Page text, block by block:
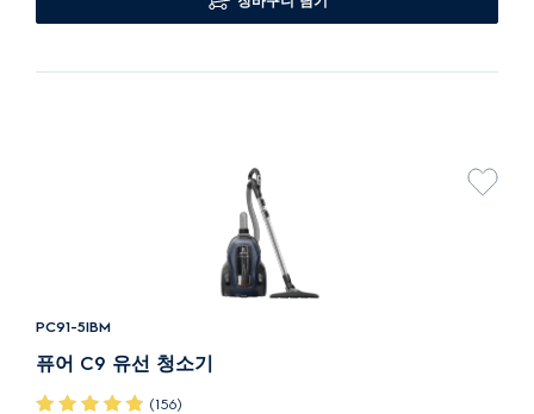
PC91-5IBM
퓨어 C9 유선 청소기
(156)